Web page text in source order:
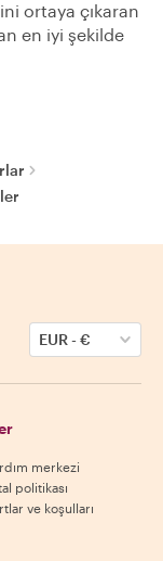
ortaya çıkaran
en iyi şekilde
EUR-€
merkezi
politikası
ve koşulları